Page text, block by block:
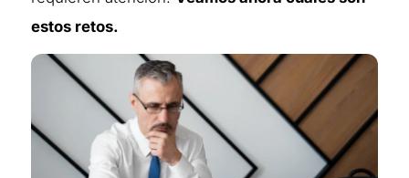
estos retos.